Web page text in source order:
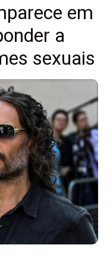
em
a
sexuais